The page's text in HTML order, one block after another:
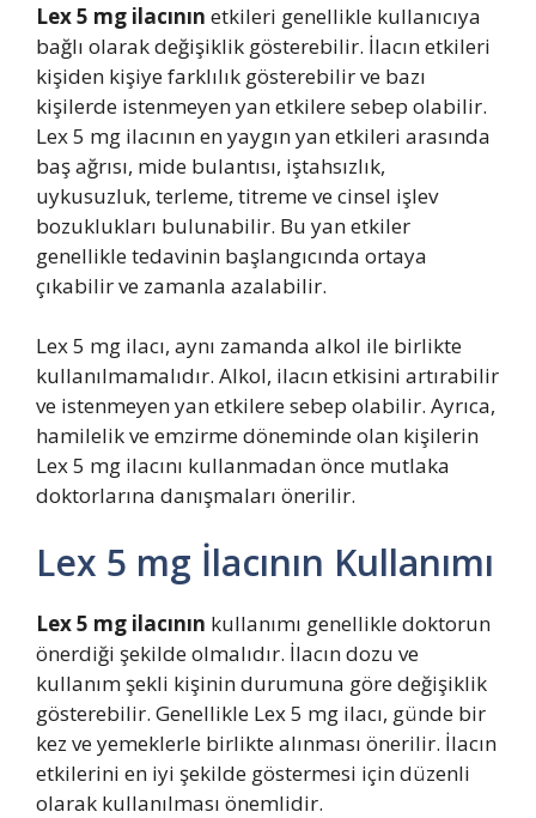
Lex 5 mg ilacının etkileri genellikle kullanıcıya
bağlı olarak değişiklik gösterebilir. İlacın etkileri
kişiden kişiye farklılık gösterebilir ve bazı
kişilerde istenmeyen yan etkilere sebep olabilir.
Lex 5 mg ilacının en yaygın yan etkileri arasında
baş ağrısı, mide bulantısı, iştahsızlık,
uykusuzluk, terleme, titreme ve cinsel işlev
bozuklukları bulunabilir. Bu yan etkiler
genellikle tedavinin başlangıcında ortaya
çıkabilir ve zamanla azalabilir.
Lex 5 mg ilacı, aynı zamanda alkol ile birlikte
kullanılmamalıdır. Alkol, ilacın etkisini artırabilir
ve istenmeyen yan etkilere sebep olabilir. Ayrıca,
hamilelik ve emzirme döneminde olan kişilerin
Lex 5 mg ilacını kullanmadan önce mutlaka
doktorlarına danışmaları önerilir.
Lex 5 mg İlacının Kullanımı
Lex 5 mg ilacının kullanımı genellikle doktorun
önerdiği şekilde olmalıdır. İlacın dozu ve
kullanım şekli kişinin durumuna göre değişiklik
gösterebilir. Genellikle Lex 5 mg ilacı, günde bir
kez ve yemeklerle birlikte alınması önerilir. İlacın
etkilerini en iyi şekilde göstermesi için düzenli
olarak kullanılması önemlidir.